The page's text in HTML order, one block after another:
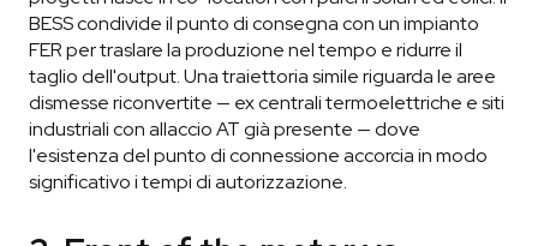
BESS condivide il punto di consegna con un impianto
FER per traslare la produzione nel tempo e ridurre il
taglio dell'output. Una traiettoria simile riguarda le aree
dismesse riconvertite — ex centrali termoelettriche e siti
industriali con allaccio AT già presente — dove
l'esistenza del punto di connessione accorcia in modo
significativo i tempi di autorizzazione.